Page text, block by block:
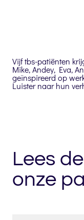
Vijf tbs-patiënten
Mike, Andey, Eva,
geïnspireerd op
Luister naar hun
Lees
onze